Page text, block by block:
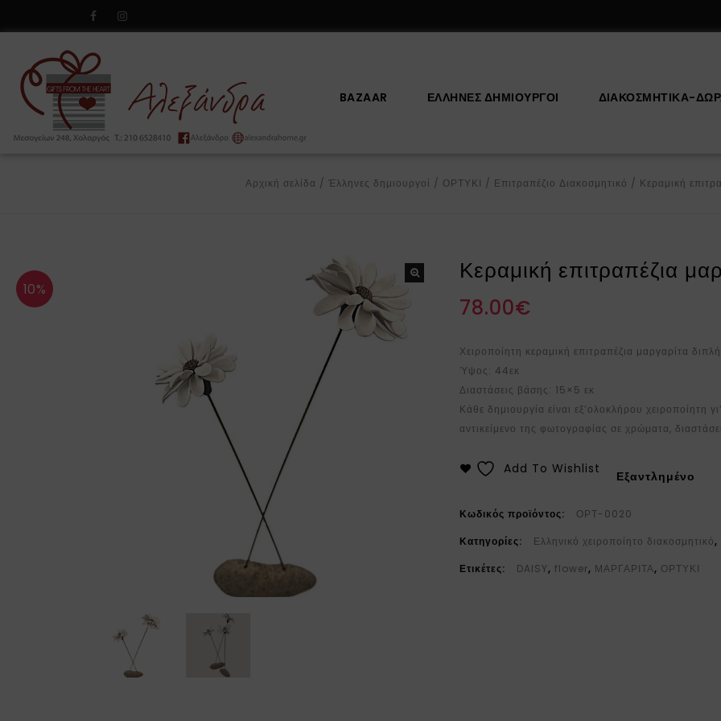
BAZAAR ΕΛΛΗΝΕΣ ΔΗΜΙΟΥΡΓΟΙ ΔΙΑΚΟΣΜΗΤΙΚΆ-
Αρχική σελίδα / Έλληνες δημιουργοί / ΟΡΤΥΚΙ / Επιτραπέζιο Διακοσμητικό / Κεραμική
10%
Κεραμική επιτραπέζια
78.00€
Χειροποίητη κεραμική επιτραπέζια μαργαρίτα
Ύψος: 44εκ
Διαστάσεις βάσης: 15×5 εκ
Κάθε δημιουργία είναι εξ’ολοκλήρου χειροποίητη
αντικείμενο της φωτογραφίας σε χρώματα,
Εξαντλημένο
Add To Wishlist
Κωδικός προϊόντος:
ΟΡΤ-0020
Κατηγορίες:
Ελληνικό χειροποίητο διακοσμητικό,
Ετικέτες:
DAISY,flower, ΜΑΡΓΑΡΙΤΑ, ΟΡΤΥΚΙ